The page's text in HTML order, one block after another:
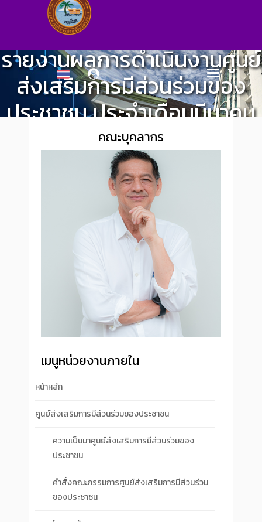
รายงานผลการดำเนินงานศูนย์
ส่งเสริมการมีส่วนร่วมของ
ประชาชน ประจำเดือนมีนาคม
พ.ศ.๒๕๖๔
ศูนย์ส่งเสริมการมีส่วนร่วมของประชาชน
คณะบุคลากร
เมนูหน่วยงานภายใน
หน้าหลัก
ศูนย์ส่งเสริมการมีส่วนร่วมของประชาชน
ความเป็นมาศูนย์ส่งเสริมการมีส่วนร่วมของ
ประชาชน
คำสั่งคณะกรรมการศูนย์ส่งเสริมการมีส่วนร่วม
ของประชาชน